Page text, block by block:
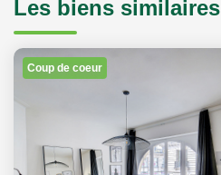
Les biens similaires
Coup de coeur